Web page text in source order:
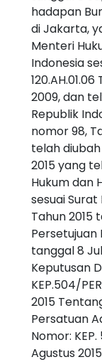
hadapan
di Jakarta,
Menteri
Indonesia
2009, dan
Republik
nomor 98,
telah
2015 yang
Hukum dan
sesuai Surat
Tahun 2015
Persetujuan
tanggal 8
Keputusan
KEP.504/
2015
Persatuan
Nomor:
Agustus